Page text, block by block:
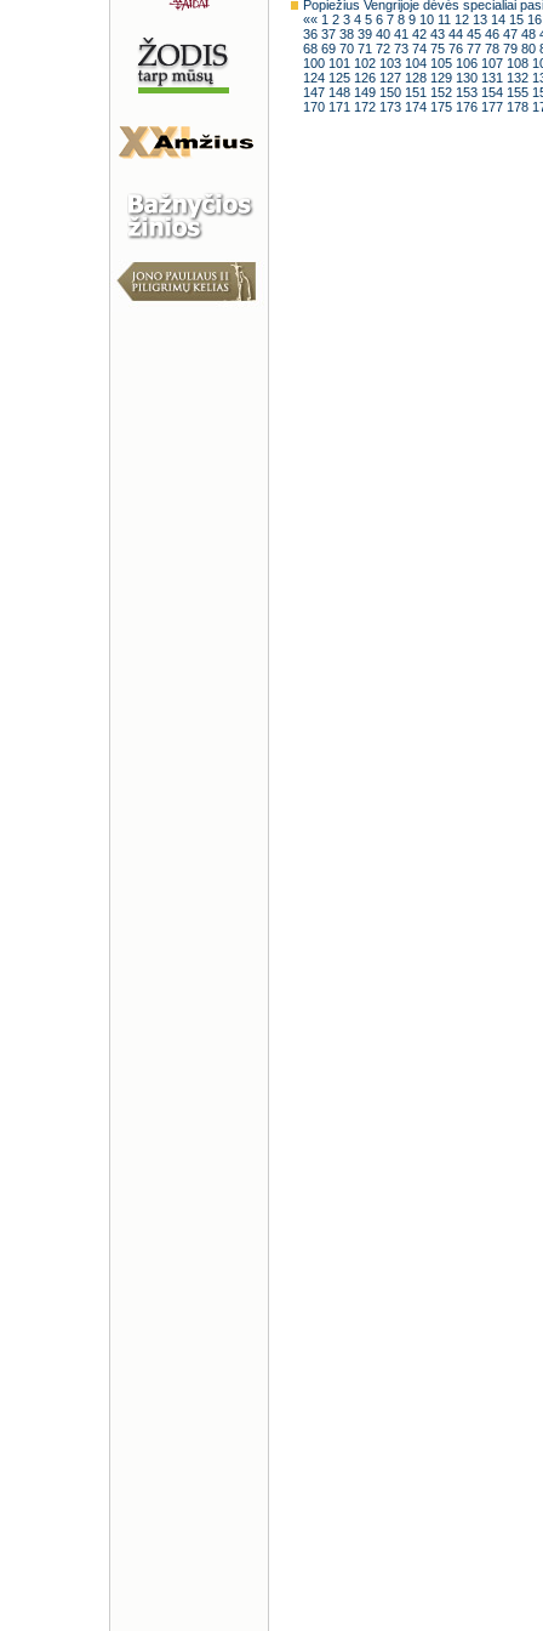
Popiežius Vengrijoje dėvės specialiai
«« 1 2 3 4 5 6 7 8 9 10 11 12 13 14 15
36 37 38 39 40 41 42 43 44 45 46 47 48
68 69 70 71 72 73 74 75 76 77 78 79 80
100 101 102 103 104 105 106 107 108
124 125 126 127 128 129 130 131 132
147 148 149 150 151 152 153 154 155
170 171 172 173 174 175 176 177 178